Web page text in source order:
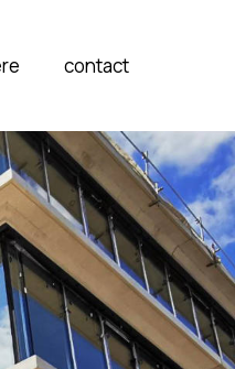
contact